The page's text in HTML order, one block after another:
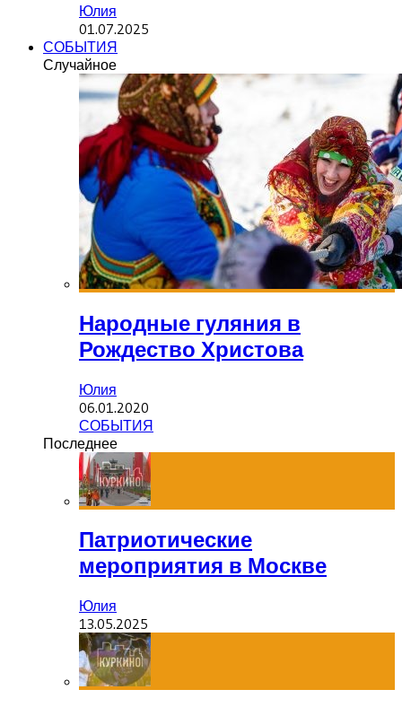
Юлия
01.07.2025
СОБЫТИЯ
Случайное
Народные гуляния в
Рождество Христова
Юлия
06.01.2020
СОБЫТИЯ
Последнее
Патриотические
мероприятия в Москве
Юлия
13.05.2025